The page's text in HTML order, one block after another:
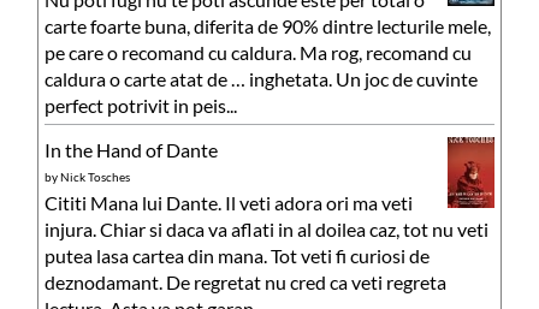
carte foarte buna, diferita de 90% dintre lecturile mele,
pe care o recomand cu caldura. Ma rog, recomand cu
caldura o carte atat de … inghetata. Un joc de cuvinte
perfect potrivit in peis...
In the Hand of Dante
byNick Tosches
Cititi Mana lui Dante. Il veti adora ori ma veti
injura. Chiar si daca va aflati in al doilea caz, tot nu veti
putea lasa cartea din mana. Tot veti fi curiosi de
deznodamant. De regretat nu cred ca veti regreta